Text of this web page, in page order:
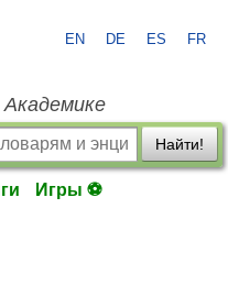
EN DE ES FR
Академике
Найти!
Игры ⚽